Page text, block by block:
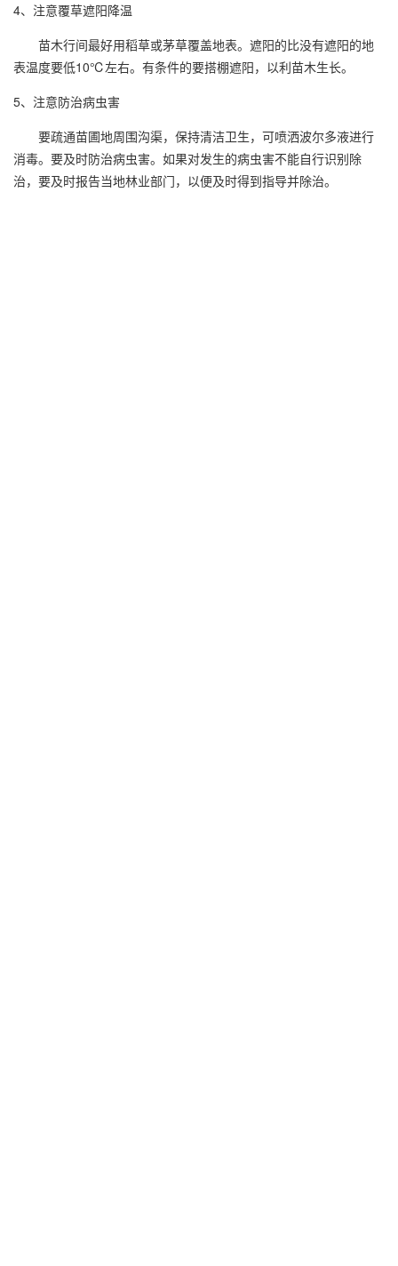
4、注意覆草遮阳降温
苗木行间最好用稻草或茅草覆盖地表。遮阳的比没有遮阳的地
表温度要低10℃左右。有条件的要搭棚遮阳，以利苗木生长。
5、注意防治病虫害
要疏通苗圃地周围沟渠，保持清洁卫生，可喷洒波尔多液进行
消毒。要及时防治病虫害。如果对发生的病虫害不能自行识别除
治，要及时报告当地林业部门，以便及时得到指导并除治。